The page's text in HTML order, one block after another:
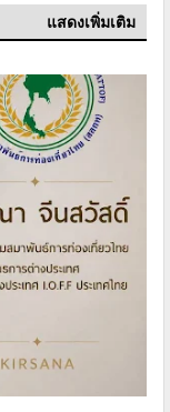
แสดงเพิ่มเติม